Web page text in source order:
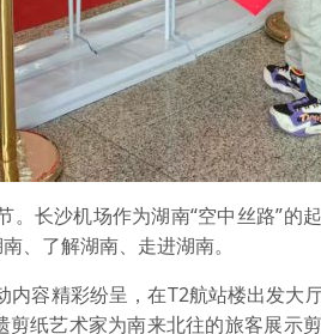
长沙机场作为湖南“空中丝路”的
、了解湖南、走进湖南。
容精彩纷呈，在T2航站楼出发大
纸艺术家为南来北往的旅客展示